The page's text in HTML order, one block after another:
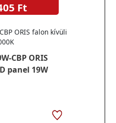
CBP ORIS
panel 19W
ORIS falon kívüli
Ft